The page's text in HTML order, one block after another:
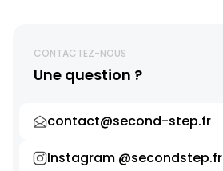
CONTACTEZ-NOUS
Une question ?
contact@second-step.fr
Instagram @secondstep.fr